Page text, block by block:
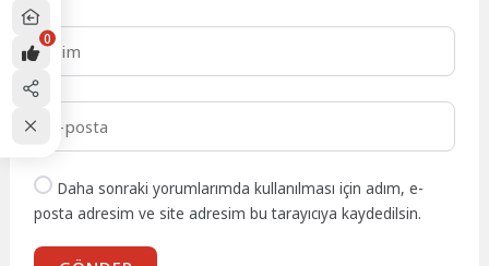
Daha sonraki yorumlarımda kullanılması için adım, e-
posta adresim ve site adresim bu tarayıcıya kaydedilsin.
0